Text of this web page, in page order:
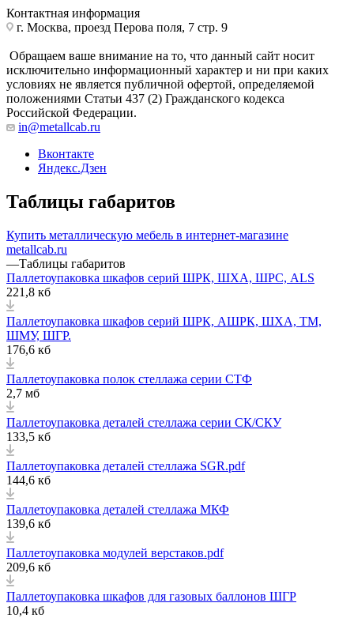
Контактная информация
г. Москва, проезд Перова поля, 7 стр. 9
Обращаем ваше внимание на то, что данный сайт носит
исключительно информационный характер и ни при каких
условиях не является публичной офертой, определяемой
положениями Статьи 437 (2) Гражданского кодекса
Российской Федерации.
in@metallcab.ru
Вконтакте
Яндекс.Дзен
Таблицы габаритов
Купить металлическую мебель в интернет-магазине
metallcab.ru
—Таблицы габаритов
Паллетоупаковка шкафов серий ШРК, ШХА, ШРС, ALS
221,8 кб
Паллетоупаковка шкафов серий ШРК, АШРК, ШХА, ТМ,
ШМУ, ШГР.
176,6 кб
Паллетоупаковка полок стеллажа серии СТФ
2,7 мб
Паллетоупаковка деталей стеллажа серии СК/СКУ
133,5 кб
Паллетоупаковка деталей стеллажа SGR.pdf
144,6 кб
Паллетоупаковка деталей стеллажа МКФ
139,6 кб
Паллетоупаковка модулей верстаков.pdf
209,6 кб
Паллетоупаковка шкафов для газовых баллонов ШГР
10,4 кб